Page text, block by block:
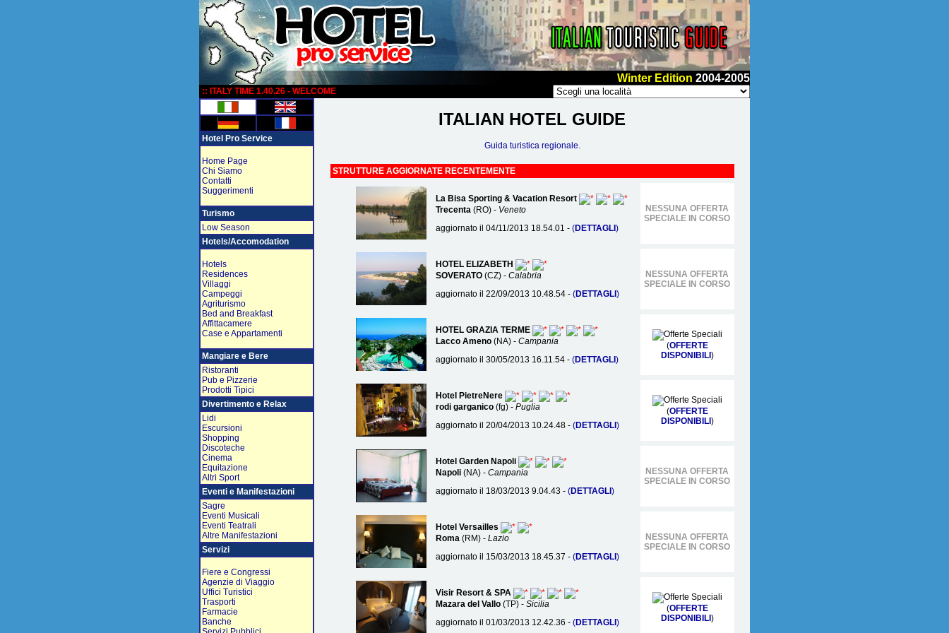
Winter Edition 2004-2005
:: ITALY TIME 1.40.26 - WELCOME
Hotel Pro Service
Home Page
Chi Siamo
Contatti
Suggerimenti
Turismo
Low Season
Hotels/Accomodation
Hotels
Residences
Villaggi
Campeggi
Agriturismo
Bed and Breakfast
Affittacamere
Case e Appartamenti
Mangiare e Bere
Ristoranti
Pub e Pizzerie
Prodotti Tipici
Divertimento e Relax
Lidi
Escursioni
Shopping
Discoteche
Cinema
Equitazione
Altri Sport
Eventi e Manifestazioni
Sagre
Eventi Musicali
Eventi Teatrali
Altre Manifestazioni
Servizi
Fiere e Congressi
Agenzie di Viaggio
Uffici Turistici
Trasporti
Farmacie
Banche
ITALIAN HOTEL GUIDE
Guida turistica regionale.
STRUTTURE AGGIORNATE RECENTEMENTE
La Bisa Sporting & Vacation Resort
Trecenta(RO) - Veneto
aggiornato il 04/11/2013 18.54.01 - (DETTAGLI )
NESSUNA OFFERTA
SPECIALE IN CORSO
HOTEL ELIZABETH
SOVERATO(CZ) - Calabria
aggiornato il 22/09/2013 10.48.54 - (DETTAGLI )
NESSUNA OFFERTA
SPECIALE IN CORSO
HOTEL GRAZIA TERME
Lacco Ameno (NA) - Campania
aggiornato il 30/05/2013 16.11.54 - (DETTAGLI )
(OFFERTE
DISPONIBILI )
Hotel PietreNere
rodi garganico(fg) - Puglia
aggiornato il 20/04/2013 10.24.48 - (DETTAGLI )
(OFFERTE
DISPONIBILI )
Hotel Garden Napoli
Napoli(NA) - Campania
aggiornato il 18/03/2013 9.04.43 - (DETTAGLI )
NESSUNA OFFERTA
SPECIALE IN CORSO
Hotel Versailles
Roma(RM) - Lazio
aggiornato il 15/03/2013 18.45.37 - (DETTAGLI )
NESSUNA OFFERTA
SPECIALE IN CORSO
Visir Resort & SPA
Mazara del Vallo(TP) - Sicilia
aggiornato il 01/03/2013 12.42.36 - (DETTAGLI )
(OFFERTE
DISPONIBILI )